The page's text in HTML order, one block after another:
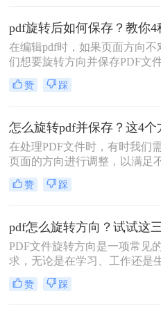
在编辑pdf时，如果页面方向不
们想要旋转方向并保存PDF文
怎么操作呢？小编今天就为您
旋转后如何保存方法，赶紧看
赞 踩
在处理PDF文件时，有时我们
页面的方向进行调整，以满足
阅读或打印需求。旋转PDF并保
一个常见的操作，可以通过多
文将详细介绍几种旋转PDF并
方法，帮助您轻松完成这一任
赞 踩
PDF文件旋转方向是一项常见
求，无论是在学习、工作还是
中，都可能会遇到需要旋转PDF
况。下面我们将介绍几种pdf怎
赞 踩